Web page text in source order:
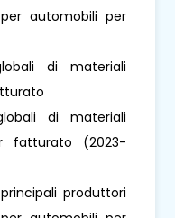
automobili per
di materiali
di materiali
fatturato (2023-
produttori